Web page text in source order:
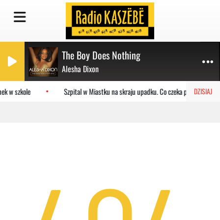
The Boy Does Nothing
Alesha Dixon
DZISIAJ
w szkole Szpital w Miastku na skraju upadku. Co czeka placówkę?